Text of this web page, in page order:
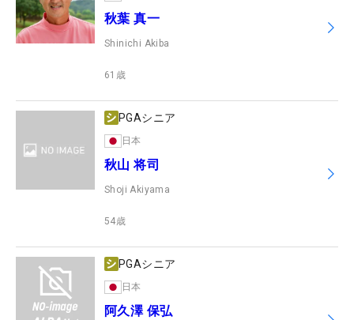
秋葉 真一
Shinichi Akiba
61 歳
PGAシニア
日本
秋山 将司
Shoji Akiyama
54歳
PGAシニア
日本
阿久澤 保弘